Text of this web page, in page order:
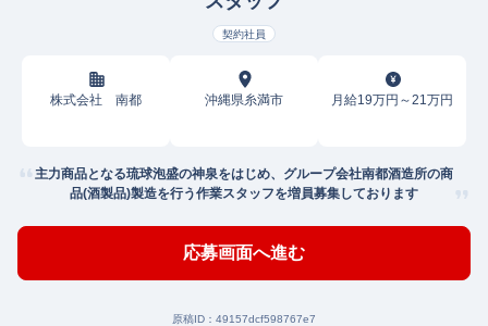
契約社員
株式会社 南都 沖縄県糸満市 月給19万円～21万円
主力商品となる琉球泡盛の神泉をはじめ、グループ会社南都酒造所の商
品(酒製品)製造を行う作業スタッフを増員募集しております
応募画面へ進む
原稿ID： 49157dcf598767e7